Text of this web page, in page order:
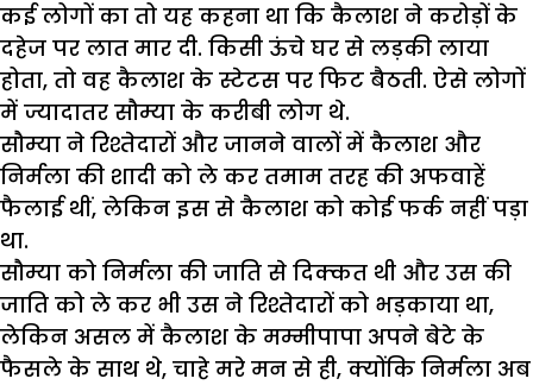
कई लोगों का तो यह कहना था कि कैलाश ने करोड़ों के
दहेज पर लात मार दी. किसी ऊंचे घर से लड़की लाया
होता, तो वह कैलाश के स्टेटस पर फिट बैठती. ऐसे लोगों
में ज्यादातर सौम्या के करीबी लोग थे.
सौम्या ने रिश्तेदारों और जानने वालों में कैलाश और
निर्मला की शादी को ले कर तमाम तरह की अफवाहें
फैलाई थीं, लेकिन इस से कैलाश को कोई फर्क नहीं पड़ा
था.
सौम्या को निर्मला की जाति से दिक्कत थी और उस की
जाति को ले कर भी उस ने रिश्तेदारों को भड़काया था,
लेकिन असल में कैलाश के मम्मीपापा अपने बेटे के
फैसले के साथ थे, चाहे मरे मन से ही, क्योंकि निर्मला अब